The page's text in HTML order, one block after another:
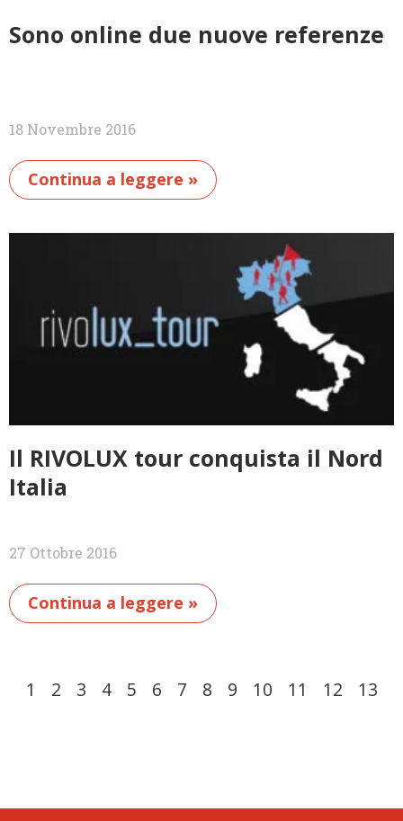
Sono online due nuove referenze
18 Novembre 2016
Continua a leggere »
Il RIVOLUX tour conquista il Nord
Italia
27 Ottobre 2016
Continua a leggere »
1 2 3 4 5 6 7 8 9 10 11 12 13